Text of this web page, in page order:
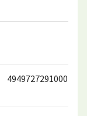
4949727291000